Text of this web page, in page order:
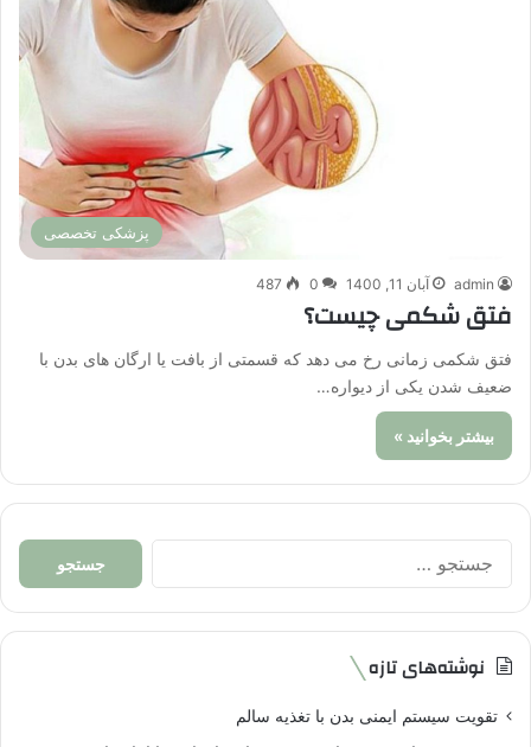
پزشکی تخصصی
admin آبان 11, 1400 0
487
فتق شکمی چیست؟
فتق شکمی زمانی رخ می دهد که قسمتی از بافت یا ارگان های بدن با
ضعیف شدن یکی از دیواره…
بیشتر بخوانید »
جستجو
نوشته‌های تازه
تقویت سیستم ایمنی بدن با تغذیه سالم